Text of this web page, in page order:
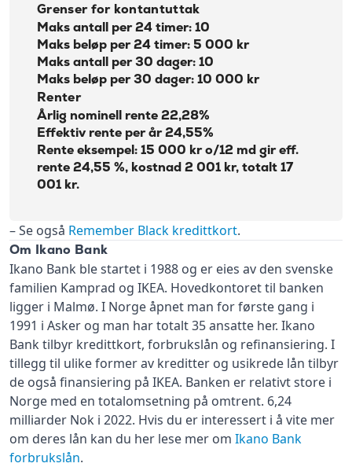
Grenser for kontantuttak
Maks antall per 24 timer: 10
Maks beløp per 24 timer: 5 000 kr
Maks antall per 30 dager: 10
Maks beløp per 30 dager: 10 000 kr
Renter
Årlig nominell rente 22,28%
Effektiv rente per år 24,55%
Rente eksempel: 15 000 kr o/12 md gir eff.
rente 24,55 %, kostnad 2 001 kr, totalt 17
001 kr.
– Se også Remember Black kredittkort.
Om Ikano Bank
Ikano Bank ble startet i 1988 og er eies av den svenske
familien Kamprad og IKEA. Hovedkontoret til banken
ligger i Malmø. I Norge åpnet man for første gang i
1991 i Asker og man har totalt 35 ansatte her. Ikano
Bank tilbyr kredittkort, forbrukslån og refinansiering. I
tillegg til ulike former av kreditter og usikrede lån tilbyr
de også finansiering på IKEA. Banken er relativt store i
Norge med en totalomsetning på omtrent. 6,24
milliarder Nok i 2022. Hvis du er interessert i å vite mer
om deres lån kan du her lese mer om Ikano Bank
forbrukslån.